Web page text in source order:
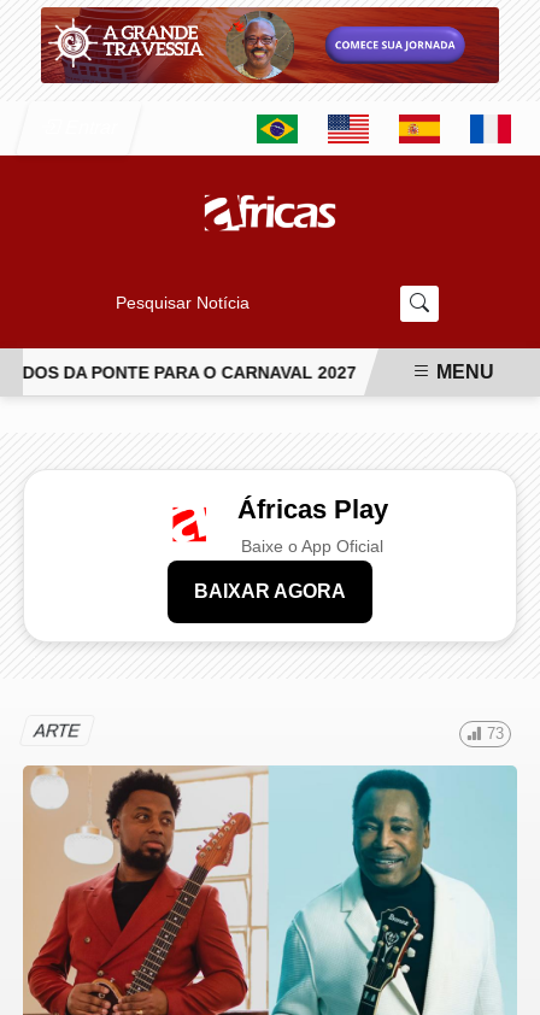
Pesquisar Notícia
DA PONTE PARA O CARNAVAL 2027 JIU-JÍTSUMENU
Áfricas Play
Baixe o App Oficial
BAIXAR AGORA
ARTE 73